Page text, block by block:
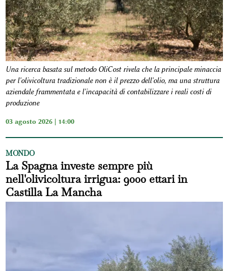
Una ricerca basata sul metodo OliCost rivela che la principale minaccia
per l'olivicoltura tradizionale non è il prezzo dell'olio, ma una struttura
aziendale frammentata e l'incapacità di contabilizzare i reali costi di
produzione
03 agosto 2026 | 14:00
MONDO
La Spagna investe sempre più
nell'olivicoltura irrigua: 9000 ettari in
Castilla La Mancha